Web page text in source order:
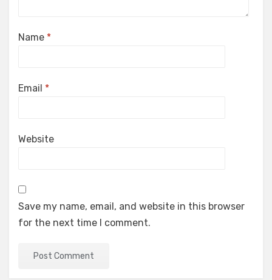
Name *
Email *
Website
Save my name, email, and website in this browser
for the next time I comment.